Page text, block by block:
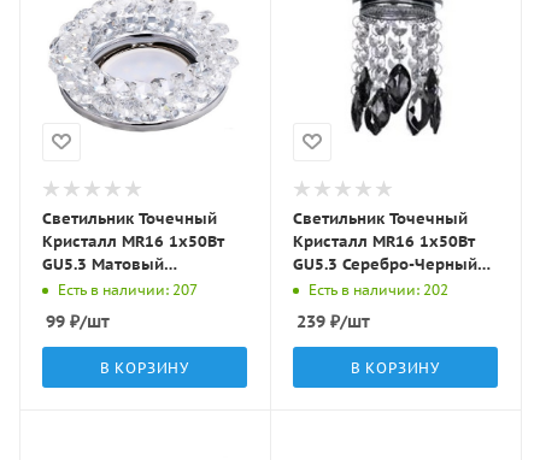
Светильник Точечный
Кристалл MR16 1х50Вт
GU5.3 Матовый
D90х25мм IP20 C5001
Есть в наличии: 207
99 ₽/шт
В КОРЗИНУ
Светильник Точечный
Кристалл MR16 1х50Вт
GU5.3 Серебро-Черный
D90х75мм IP20 C5305
Есть в наличии: 202
239 ₽/шт
В КОРЗИНУ